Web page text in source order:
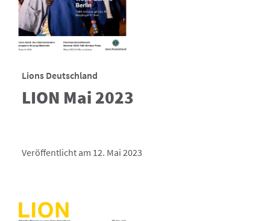
Lions Deutschland
LION Mai 2023
Veröffentlicht am 12. Mai 2023